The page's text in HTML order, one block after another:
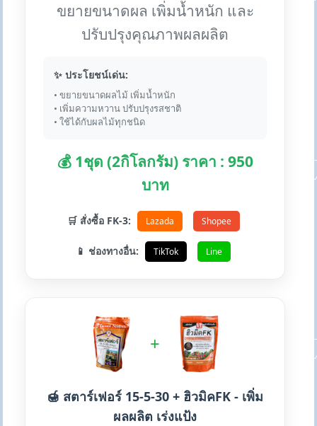
ขยายขนาดผล เพิ่มน้ำหนัก และ
ปรับปรุงคุณภาพผลผลิต
✨ ประโยชน์เด่น:
• ขยายขนาดผลไม้ เพิ่มน้ำหนัก
• เพิ่มความหวาน ปรับปรุงรสชาติ
• ใช้ได้กับผลไม้ทุกชนิด
💰 1ชุด (2กิโลกรัม) ราคา : 950
บาท
🛒 สั่งซื้อ FK-3: Lazada Shopee
📱 ช่องทางอื่น: TikTok Line
+
🍯 สตาร์เฟอร์ 15-5-30 + ฮิวมิคFK - เพิ่ม
ผลผลิต เร่งแป้ง